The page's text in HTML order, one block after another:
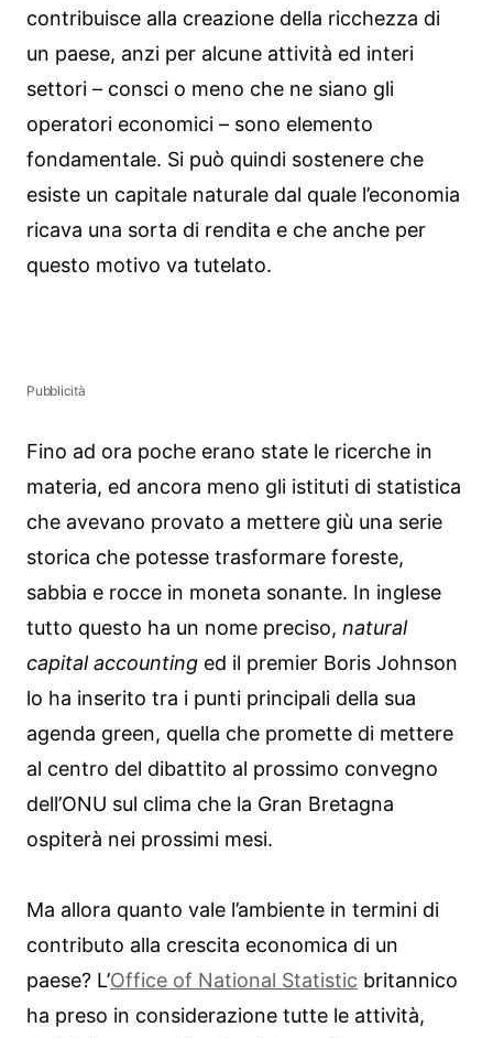
contribuisce alla creazione della ricchezza di
un paese, anzi per alcune attività ed interi
settori – consci o meno che ne siano gli
operatori economici – sono elemento
fondamentale. Si può quindi sostenere che
esiste un capitale naturale dal quale l’economia
ricava una sorta di rendita e che anche per
questo motivo va tutelato.
Pubblicità
Fino ad ora poche erano state le ricerche in
materia, ed ancora meno gli istituti di statistica
che avevano provato a mettere giù una serie
storica che potesse trasformare foreste,
sabbia e rocce in moneta sonante. In inglese
tutto questo ha un nome preciso, natural
capital accounting ed il premier Boris Johnson
lo ha inserito tra i punti principali della sua
agenda green, quella che promette di mettere
al centro del dibattito al prossimo convegno
dell’ONU sul clima che la Gran Bretagna
ospiterà nei prossimi mesi.
Ma allora quanto vale l’ambiente in termini di
contributo alla crescita economica di un
paese? L’Office of National Statistic britannico
ha preso in considerazione tutte le attività,